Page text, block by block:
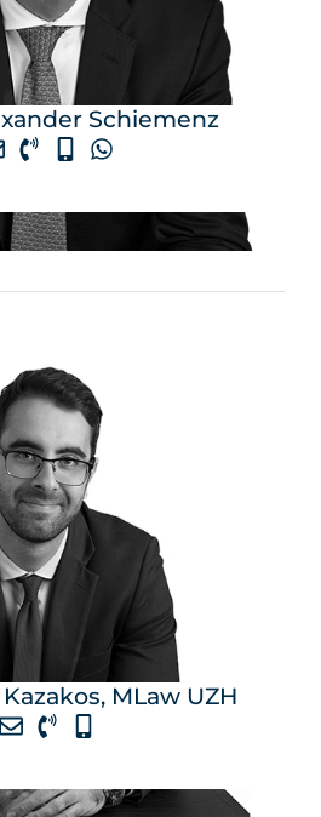
Schiemenz
MLaw UZH